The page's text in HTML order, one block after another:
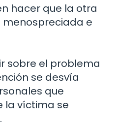
hacer que la otra
menospreciada e
sobre el problema
se desvía
que
la víctima se